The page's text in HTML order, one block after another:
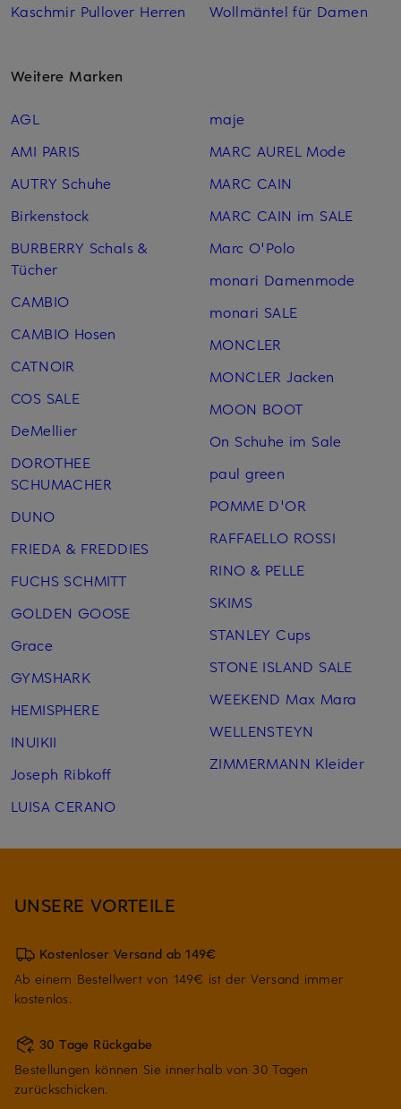
Kaschmir Pullover Herren
Wollmäntel für Damen
Weitere Marken
AGL
AMI PARIS
AUTRY Schuhe
Birkenstock
BURBERRY Schals &
Tücher
CAMBIO
CAMBIO Hosen
CATNOIR
COS SALE
DeMellier
DOROTHEE
SCHUMACHER
DUNO
FRIEDA & FREDDIES
FUCHS SCHMITT
GOLDEN GOOSE
Grace
GYMSHARK
HEMISPHERE
INUIKII
Joseph Ribkoff
LUISA CERANO
maje
MARC AUREL Mode
MARC CAIN
MARC CAIN im SALE
Marc O'Polo
monari Damenmode
monari SALE
MONCLER
MONCLER Jacken
MOON BOOT
On Schuhe im Sale
paul green
POMME D'OR
RAFFAELLO ROSSI
RINO & PELLE
SKIMS
STANLEY Cups
STONE ISLAND SALE
WEEKEND Max Mara
WELLENSTEYN
ZIMMERMANN Kleider
UNSERE VORTEILE
Kostenloser Versand ab 149€
Ab einem Bestellwert von 149€ ist der Versand immer
kostenlos.
30 Tage Rückgabe
Bestellungen können Sie innerhalb von 30 Tagen
zurückschicken.